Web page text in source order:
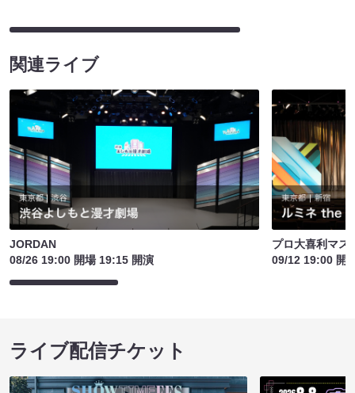
関連ライブ
JORDAN
08/26 19:00 開場 19:15 開演
プロ大喜利マス
09/12 19:00 開
ライブ配信チケット